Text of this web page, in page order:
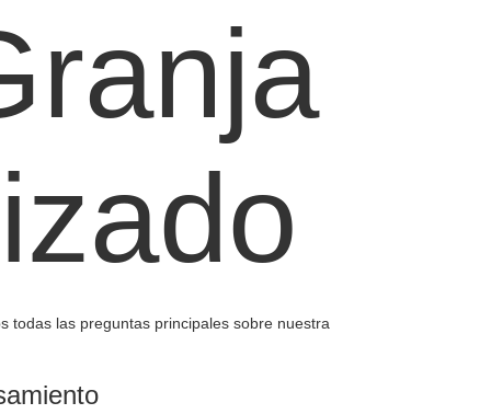
todas las preguntas principales sobre nuestra